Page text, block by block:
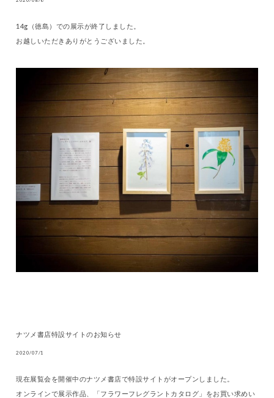
14g（徳島）での展示が終了しました。
お越しいただきありがとうございました。
ナツメ書店特設サイトのお知らせ
2020/07/1
現在展覧会を開催中のナツメ書店で特設サイトがオープンしました。
オンラインで展示作品、「フラワーフレグラントカタログ」をお買い求めい